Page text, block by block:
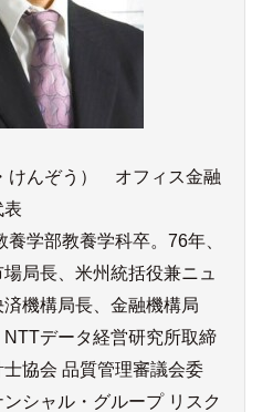
けんぞう） オフィス金融
表
学部教養学科卒。76年、
局長、米州統括役兼ニュ
機構局長、金融機構局
データ経営研究所取締
協会 品質管理審議会委
シャル・グループ リスク